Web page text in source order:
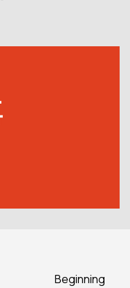
Beginning